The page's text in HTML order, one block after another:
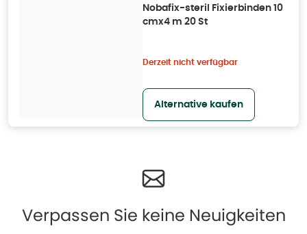
Nobafix-steril Fixierbinden 10
cmx4 m 20 St
Derzeit nicht verfügbar
Alternative kaufen
Verpassen Sie keine Neuigkeiten